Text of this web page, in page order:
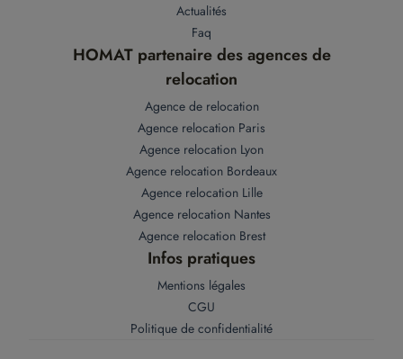
Actualités
Faq
HOMAT partenaire des agences de
relocation
Agence de relocation
Agence relocation Paris
Agence relocation Lyon
Agence relocation Bordeaux
Agence relocation Lille
Agence relocation Nantes
Agence relocation Brest
Infos pratiques
Mentions légales
CGU
Politique de confidentialité